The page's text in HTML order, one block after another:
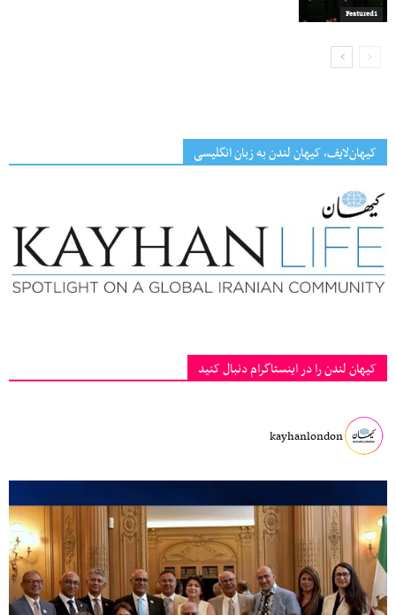
Featured1
کیهان‌لایف، کیهان لندن به زبان انگلیسی
کیهان لندن را در اینستاگرام دنبال کنید
kayhanlondon